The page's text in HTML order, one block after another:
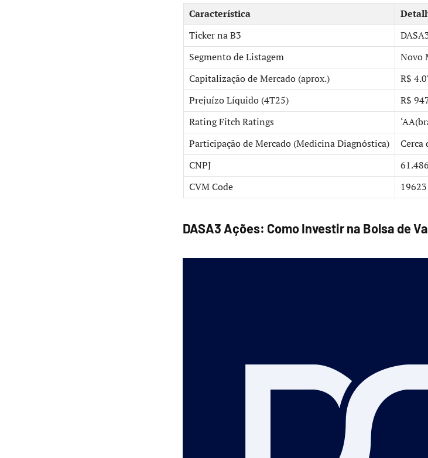
Característica
Ticker na B3
Segmento de Listagem
Novo
Capitalização de Mercado (aprox.)
R$
Prejuízo Líquido (4T25)
R$
Rating Fitch Ratings
Participação de Mercado (Medicina Diagnóstica)
Cerca
CNPJ
CVM Code
19623
DASA3 Ações: Como Investir na Bolsa de